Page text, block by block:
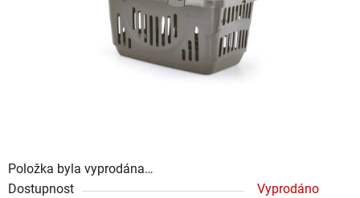
Položka byla vyprodána…
Dostupnost
Vyprodáno